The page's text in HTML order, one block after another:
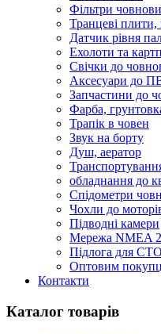
Фільтри
Транцеві плити,
Датчик рівня
Ехолоти та
Cвічки до
Аксесуари до
Запчастини до
Фарба,
Трапік в човен
Звук на борту
Душ, аератор
обладнання до
Спідометри
Чохли до
Підводні камери
Мережа NMEA
Підлога для СТО
Оптовим
Контакти
Каталог товарів